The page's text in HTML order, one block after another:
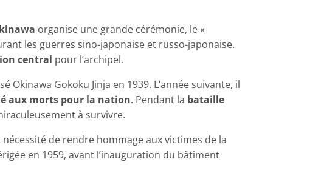
organise une grande cérémonie, le «
les guerres sino-japonaise et russo-japonaise.
central pour l’archipel.
Okinawa Gokoku Jinja en 1939. L’année suivante, il
aux morts pour la nation. Pendant la bataille
à survivre.
de rendre hommage aux victimes de la
en 1959, avant l’inauguration du bâtiment